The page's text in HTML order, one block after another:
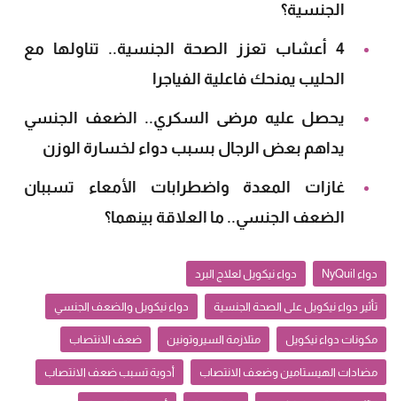
الجنسية؟
4 أعشاب تعزز الصحة الجنسية.. تناولها مع
الحليب يمنحك فاعلية الفياجرا
يحصل عليه مرضى السكري.. الضعف الجنسي
يداهم بعض الرجال بسبب دواء لخسارة الوزن
غازات المعدة واضطرابات الأمعاء تسببان
الضعف الجنسي.. ما العلاقة بينهما؟
دواء NyQuil دواء نيكويل لعلاج البرد
تأثير دواء نيكويل على الصحة الجنسية دواء نيكويل والضعف الجنسي
مكونات دواء نيكويل متلازمة السيروتونين ضعف الانتصاب
مضادات الهيستامين وضعف الانتصاب أدوية تسبب ضعف الانتصاب